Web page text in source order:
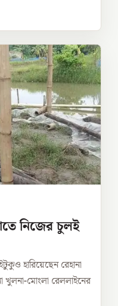
নিজের চুলই
হারিয়েছেন রেহানা
খুলনা-মোংলা রেললাইনের